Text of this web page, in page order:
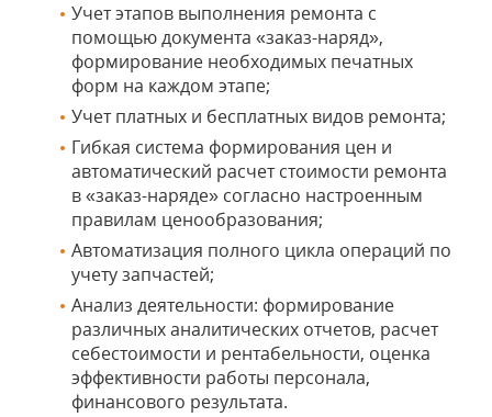
Учет этапов выполнения ремонта с
помощью документа «заказ-наряд»,
формирование необходимых печатных
форм на каждом этапе;
Учет платных и бесплатных видов ремонта;
Гибкая система формирования цен и
автоматический расчет стоимости ремонта
в «заказ-наряде» согласно настроенным
правилам ценообразования;
Автоматизация полного цикла операций по
учету запчастей;
Анализ деятельности: формирование
различных аналитических отчетов, расчет
себестоимости и рентабельности, оценка
эффективности работы персонала,
финансового результата.